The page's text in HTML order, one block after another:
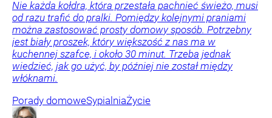
Nie każda kołdra, która przestała pachnieć świeżo, musi
od razu trafić do pralki. Pomiędzy kolejnymi praniami
można zastosować prosty domowy sposób. Potrzebny
jest biały proszek, który większość z nas ma w
kuchennej szafce, i około 30 minut. Trzeba jednak
wiedzieć, jak go użyć, by później nie został między
włóknami.
Porady domoweSypialniaŻycie